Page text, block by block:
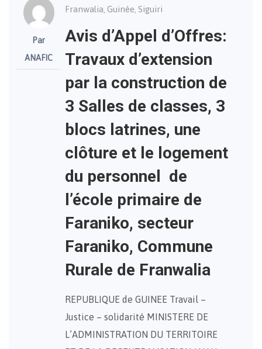
Par
ANAFIC
Franwalia, Guinée, Siguiri
Avis d’Appel d’Offres:
Travaux d’extension
par la construction de
3 Salles de classes, 3
blocs latrines, une
clôture et le logement
du personnel de
l’école primaire de
Faraniko, secteur
Faraniko, Commune
Rurale de Franwalia
REPUBLIQUE de GUINEE Travail –
Justice – solidarité MINISTERE DE
L’ADMINISTRATION DU TERRITOIRE